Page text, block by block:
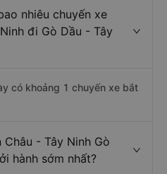
nhiêu chuyến xe
đi Gò Dầu - Tây
có khoảng 1 chuyến xe bắt
- Tây Ninh Gò
hành sớm nhất?